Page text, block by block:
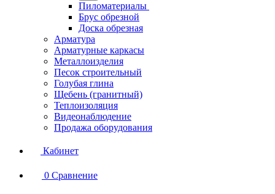
Пиломатериалы
Брус обрезной
Доска обрезная
Арматура
Арматурные каркасы
Металлоизделия
Песок строительный
Голубая глина
Щебень (гранитный)
Теплоизоляция
Видеонаблюдение
Продажа оборудования
Кабинет
0 Сравнение